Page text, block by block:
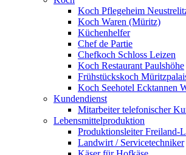
Koch Pflegeheim
Koch Waren (Müritz)
Küchenhelfer
Chef de Partie
Chefkoch Schloss Leizen
Koch Restaurant Paulshöhe
Frühstückskoch
Koch Seehotel Ecktannen
Kundendienst
Mitarbeiter telefonischer
Lebensmittelproduktion
Produktionsleiter Freiland-
Landwirt / Servicetechniker